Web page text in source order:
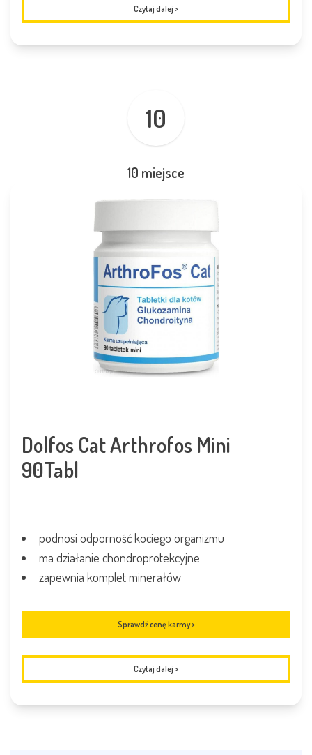
Czytaj dalej >
10
10 miejsce
Dolfos Cat Arthrofos Mini
90Tabl
podnosi odporność kociego organizmu
ma działanie chondroprotekcyjne
zapewnia komplet minerałów
Sprawdź cenę karmy >
Czytaj dalej >